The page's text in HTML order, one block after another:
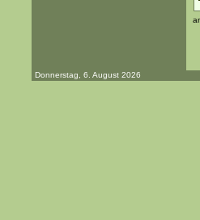
Donnerstag, 6. August 2026